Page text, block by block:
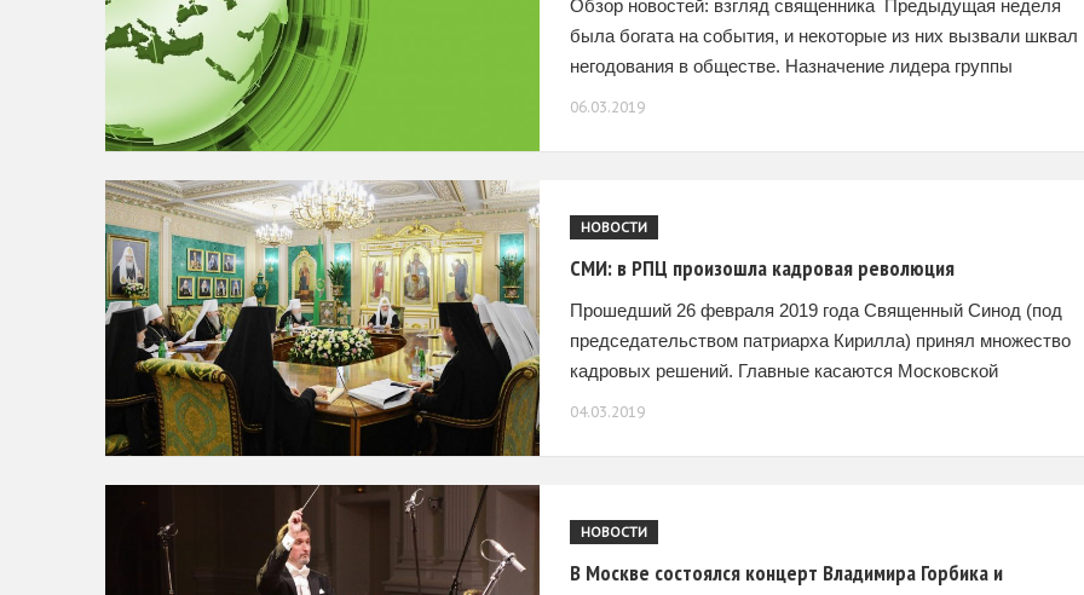
Обзор новостей: взгляд священника Предыдущая неделя
была богата на события, и некоторые из них вызвали шквал
негодования в обществе. Назначение лидера группы
«Ленинград» Сергея Шнурова членом Совета по Культуре в
06.03.2019
НОВОСТИ
СМИ: в РПЦ произошла кадровая революция
Прошедший 26 февраля 2019 года Священный Синод (под
председательством патриарха Кирилла) принял множество
кадровых решений. Главные касаются Московской
Патриарх
04.03.2019
НОВОСТИ
В Москве состоялся концерт Владимира Горбика и